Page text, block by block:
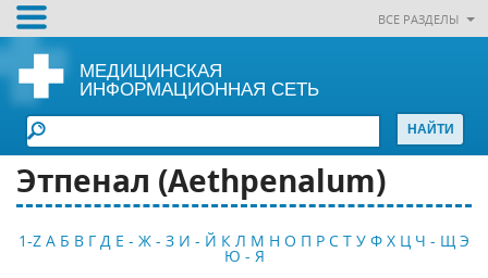
ВСЕ РАЗДЕЛЫ
МЕДИЦИНСКАЯ
ИНФОРМАЦИОННАЯ СЕТЬ
Этпенал (Аеthpenalum)
1-Z А Б В Г Д Е - Ж - З И - Й К Л М Н О П Р С Т У Ф Х Ц Ч - Щ Э
Ю - Я